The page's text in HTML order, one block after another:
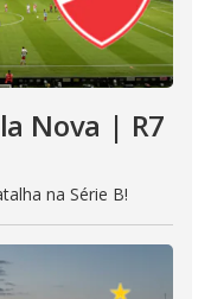
Nova | R7
na Série B!